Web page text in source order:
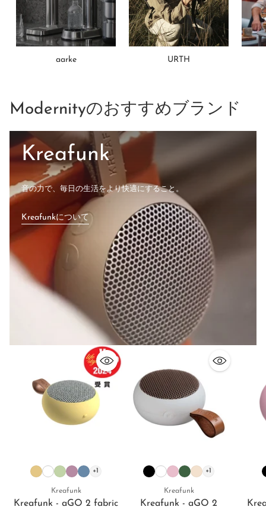
aarke URTH
Modernityのおすすめブランド
Kreafunk
音の力で、毎日の生活をより快適にすること。
Kreafunkについて
+1
Kreafunk
Kreafunk - aGO 2 fabric
+1
Kreafunk
Kreafunk - aGO 2